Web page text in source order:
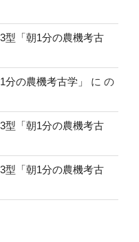
型「朝1分の農機考古
の農機考古学」 に の
型「朝1分の農機考古
型「朝1分の農機考古